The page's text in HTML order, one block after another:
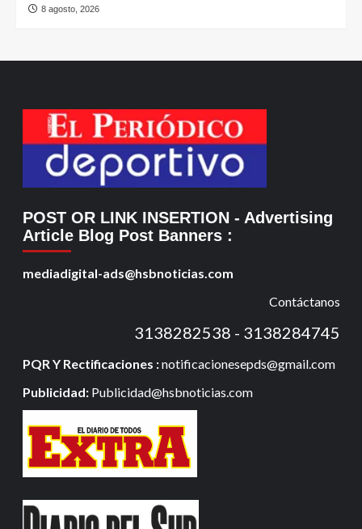
8 agosto, 2026
POST OR LINK INSERTION - Advertising
Article Blog Post Banners :
mediadigital-ads@hsbnoticias.com
Contáctanos
3138282538 - 3138284745
PQR Y Rectificaciones :notificacionesepds@gmail.com
Publicidad: Publicidad@hsbnoticias.com